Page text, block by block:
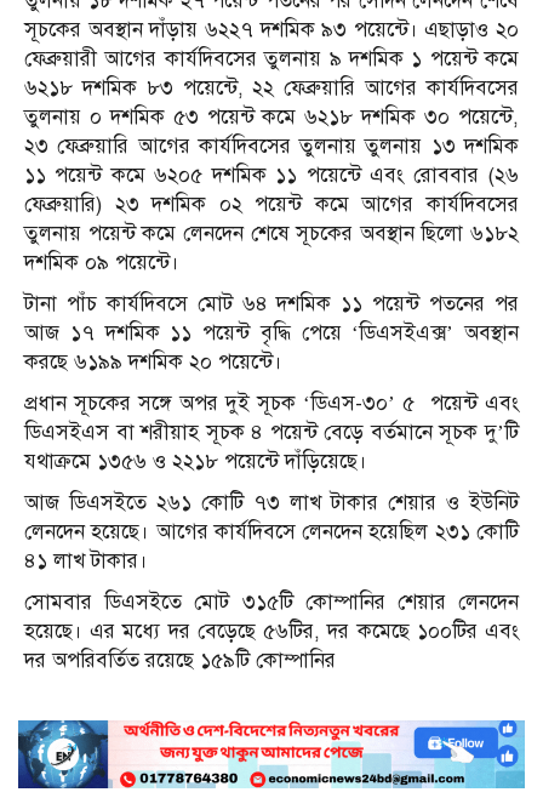
সূচকের অবস্থান দাঁড়ায় ৬২২৭ দশমিক ৯৩ পয়েন্টে। এছাড়াও ২০
ফেব্রুয়ারী আগের কার্যদিবসের তুলনায় ৯ দশমিক ১ পয়েন্ট কমে
৬২১৮ দশমিক ৮৩ পয়েন্টে, ২২ ফেব্রুয়ারি আগের কার্যদিবসের
তুলনায় ০ দশমিক ৫৩ পয়েন্ট কমে ৬২১৮ দশমিক ৩০ পয়েন্টে,
২৩ ফেব্রুয়ারি আগের কার্যদিবসের তুলনায় তুলনায় ১৩ দশমিক
১১ পয়েন্ট কমে ৬২০৫ দশমিক ১১ পয়েন্টে এবং রোববার (২৬
ফেব্রুয়ারি) ২৩ দশমিক ০২ পয়েন্ট কমে আগের কার্যদিবসের
তুলনায় পয়েন্ট কমে লেনদেন শেষে সূচকের অবস্থান ছিলো ৬১৮২
দশমিক ০৯ পয়েন্টে।
টানা পাঁচ কার্যদিবসে মোট ৬৪ দশমিক ১১ পয়েন্ট পতনের পর
আজ ১৭ দশমিক ১১ পয়েন্ট বৃদ্ধি পেয়ে ‘ডিএসইএক্স’ অবস্থান
করছে ৬১৯৯ দশমিক ২০ পয়েন্টে।
প্রধান সূচকের সঙ্গে অপর দুই সূচক ‘ডিএস-৩০’ ৫ পয়েন্ট এবং
ডিএসইএস বা শরীয়াহ সূচক ৪ পয়েন্ট বেড়ে বর্তমানে সূচক দু’টি
যথাক্রমে ১৩৫৬ ও ২২১৮ পয়েন্টে দাঁড়িয়েছে।
আজ ডিএসইতে ২৬১ কোটি ৭৩ লাখ টাকার শেয়ার ও ইউনিট
লেনদেন হয়েছে। আগের কার্যদিবসে লেনদেন হয়েছিল ২৩১ কোটি
৪১ লাখ টাকার।
সোমবার ডিএসইতে মোট ৩১৫টি কোম্পানির শেয়ার লেনদেন
হয়েছে। এর মধ্যে দর বেড়েছে ৫৬টির, দর কমেছে ১০০টির এবং
দর অপরিবর্তিত রয়েছে ১৫৯টি কোম্পানির